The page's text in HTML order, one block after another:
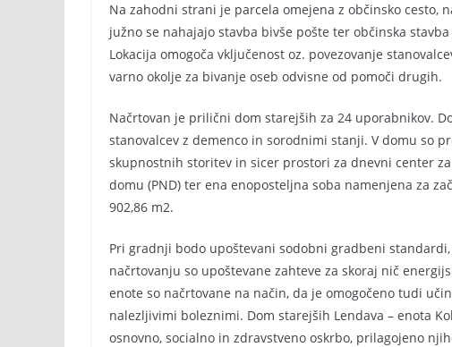
Na zahodni strani je parcela omejena z občinsko cesto,
južno se nahajajo stavba bivše pošte ter občinska
Lokacija omogoča vključenost oz. povezovanje
varno okolje za bivanje oseb odvisne od pomoči drugih.
Načrtovan je prilični dom starejših za 24 uporabnikov.
stanovalcev z demenco in sorodnimi stanji. V domu so
skupnostnih storitev in sicer prostori za dnevni center
domu (PND) ter ena enoposteljna soba namenjena za
902,86 m2.
Pri gradnji bodo upoštevani sodobni gradbeni
načrtovanju so upoštevane zahteve za skoraj nič
enote so načrtovane na način, da je omogočeno tudi
nalezljivimi boleznimi. Dom starejših Lendava – enota
osnovno, socialno in zdravstveno oskrbo, prilagojeno